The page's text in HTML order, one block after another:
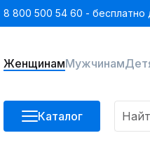
8 800 500 54 60 - бесплатно
ЖенщинамМужчинам
Каталог